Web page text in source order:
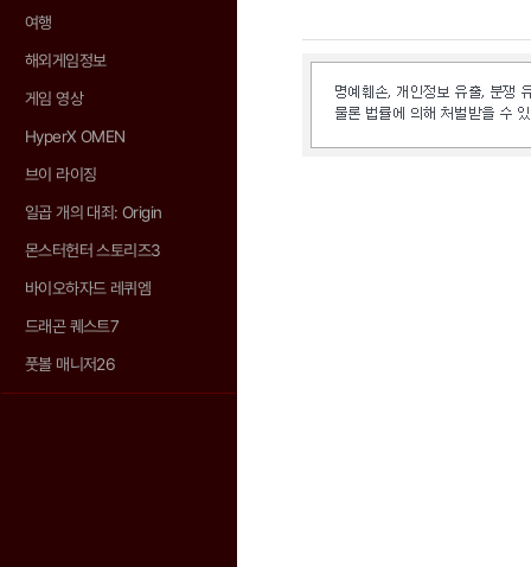
여행
해외게임정보
게임 영상
HyperX OMEN
브이 라이징
일곱 개의 대죄: Origin
몬스터헌터 스토리즈3
바이오하자드 레퀴엠
드래곤 퀘스트7
풋볼 매니저26